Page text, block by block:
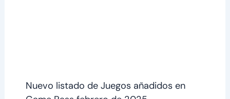
Nuevo listado de Juegos añadidos en